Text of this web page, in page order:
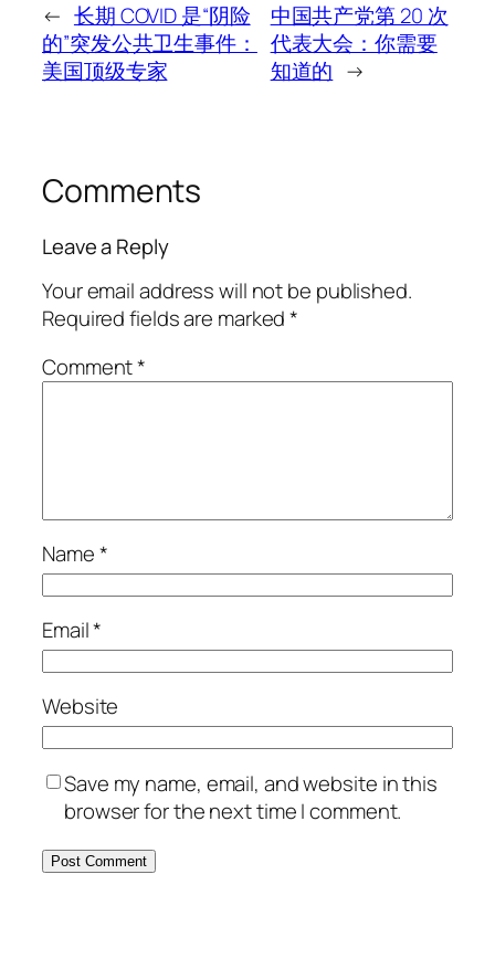
← 长期 COVID 是“阴险
的”突发公共卫生事件：
美国顶级专家
中国共产党第 20 次
代表大会：你需要
知道的 →
Comments
Leave a Reply
Your email address will not be published.
Required fields are marked*
Comment*
Name*
Email*
Website
Save my name, email, and website in this
browser for the next time I comment.